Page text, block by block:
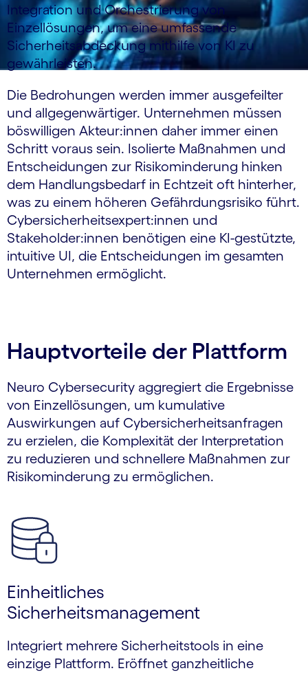
Integration und Orchestrierung von
Einzellösungen, um eine umfassende
Sicherheitsabdeckung mithilfe von KI zu
gewährleisten.
Die Bedrohungen werden immer ausgefeilter
und allgegenwärtiger. Unternehmen müssen
böswilligen Akteur:innen daher immer einen
Schritt voraus sein. Isolierte Maßnahmen und
Entscheidungen zur Risikominderung hinken
dem Handlungsbedarf in Echtzeit oft hinterher,
was zu einem höheren Gefährdungsrisiko führt.
Cybersicherheitsexpert:innen und
Stakeholder:innen benötigen eine KI-gestützte,
intuitive UI, die Entscheidungen im gesamten
Unternehmen ermöglicht.
Hauptvorteile der Plattform
Neuro Cybersecurity aggregiert die Ergebnisse
von Einzellösungen, um kumulative
Auswirkungen auf Cybersicherheitsanfragen
zu erzielen, die Komplexität der Interpretation
zu reduzieren und schnellere Maßnahmen zur
Risikominderung zu ermöglichen.
Einheitliches
Sicherheitsmanagement
Integriert mehrere Sicherheitstools in eine
einzige Plattform. Eröffnet ganzheitliche